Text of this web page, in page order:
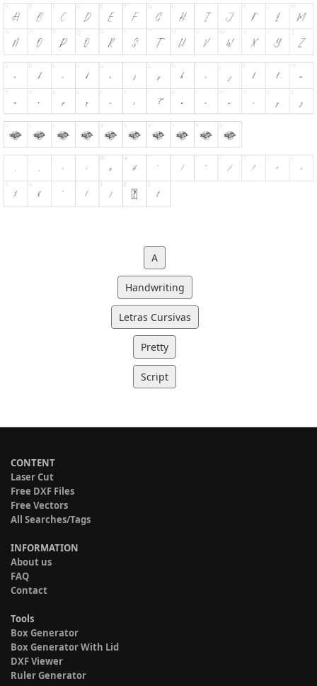
A
Handwriting
Letras Cursivas
Pretty
Script
CONTENT
Laser Cut
Free DXF Files
Free Vectors
All Searches/Tags
INFORMATION
About us
FAQ
Contact
Tools
Box Generator
Box Generator With Lid
DXF Viewer
Ruler Generator